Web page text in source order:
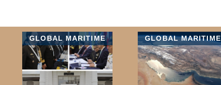
GLOBAL MARITIME GLOBAL MARITIME